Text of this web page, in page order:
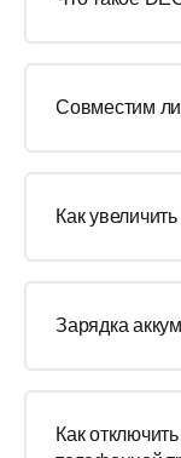
Совместим
Как
Зарядка
Как